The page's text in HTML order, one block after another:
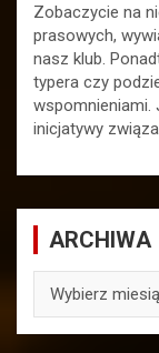
Zobaczycie na
prasowych,
nasz klub.
typera czy
wspomnieniami.
inicjatywy
ARCHIWA